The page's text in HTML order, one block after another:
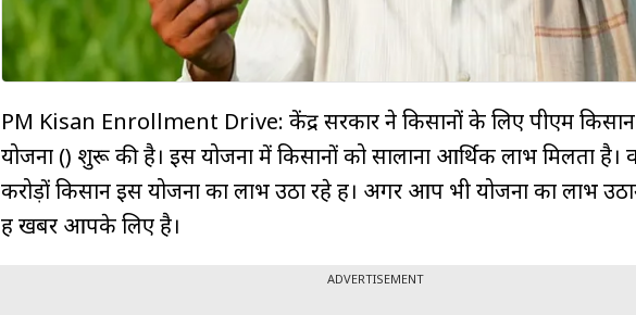
PM Kisan Enrollment Drive: केंद्र सरकार ने किसानों के लिए पीएम किसान
योजना () शुरू की है। इस योजना में किसानों को सालाना आर्थिक लाभ मिलता है।
करोड़ों किसान इस योजना का लाभ उठा रहे हैं। अगर आप भी योजना का लाभ
ह खबर आपके लिए है।
ADVERTISEMENT